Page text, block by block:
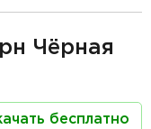
Чёрная
бесплатно